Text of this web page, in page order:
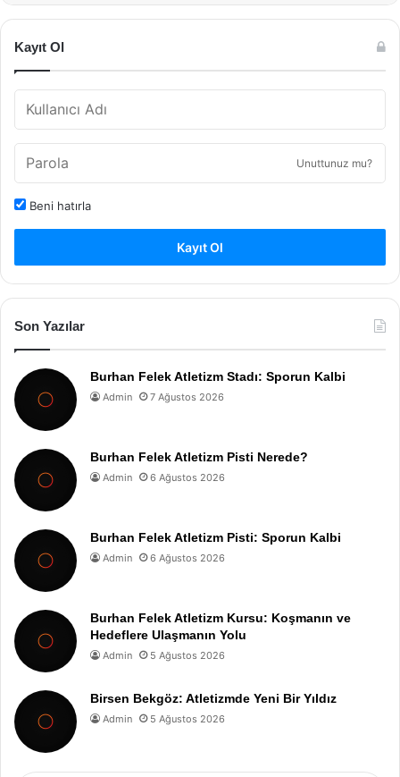
Kayıt Ol
Unuttunuz mu?
Beni hatırla
Kayıt Ol
Son Yazılar
Burhan Felek Atletizm Stadı: Sporun Kalbi
Admin 7 Ağustos 2026
Burhan Felek Atletizm Pisti Nerede?
Admin 6 Ağustos 2026
Burhan Felek Atletizm Pisti: Sporun Kalbi
Admin 6 Ağustos 2026
Burhan Felek Atletizm Kursu: Koşmanın ve
Hedeflere Ulaşmanın Yolu
Admin 5 Ağustos 2026
Birsen Bekgöz: Atletizmde Yeni Bir Yıldız
Admin 5 Ağustos 2026